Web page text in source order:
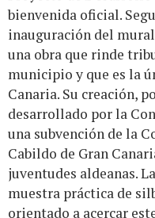
bienvenida oficial.
inauguración del
una obra que rinde
municipio y que es la
Canaria. Su creación,
desarrollado por la
una subvención de la
Cabildo de Gran
juventudes aldeanas.
muestra práctica de
orientado a acercar